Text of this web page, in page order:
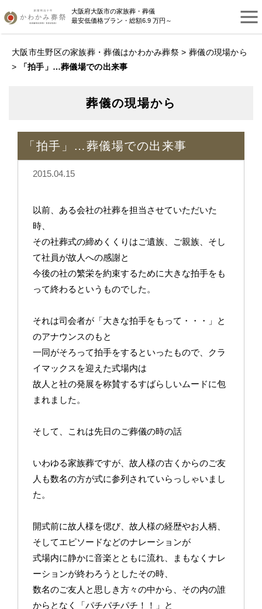
大阪府大阪市の家族葬・葬儀
最安低価格プラン・総額6.9 万円～
大阪市生野区の家族葬・葬儀はかわかみ葬祭 > 葬儀の現場から
>
「拍手」…葬儀場での出来事
葬儀の現場から
「拍手」…葬儀場での出来事
2015.04.15
以前、ある会社の社葬を担当させていただいた
時、
その社葬式の締めくくりはご遺族、ご親族、そし
て社員が故人への感謝と
今後の社の繁栄を約束するために大きな拍手をも
って終わるというものでした。
それは司会者が「大きな拍手をもって・・・」と
のアナウンスのもと
一同がそろって拍手をするといったもので、クラ
イマックスを迎えた式場内は
故人と社の発展を称賛するすばらしいムードに包
まれました。
そして、これは先日のご葬儀の時の話
いわゆる家族葬ですが、故人様の古くからのご友
人も数名の方が式に参列されていらっしゃいまし
た。
開式前に故人様を偲び、故人様の経歴やお人柄、
そしてエピソードなどのナレーションが
式場内に静かに音楽とともに流れ、まもなくナレ
ーションが終わろうとしたその時、
数名のご友人と思しき方々の中から、その内の誰
からとなく「パチパチパチ！！」と